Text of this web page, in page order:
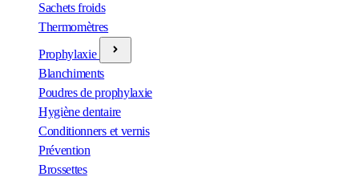
Sachets froids
Thermomètres
Prophylaxie
Blanchiments
Poudres de prophylaxie
Hygiène dentaire
Conditionners et vernis
Prévention
Brossettes